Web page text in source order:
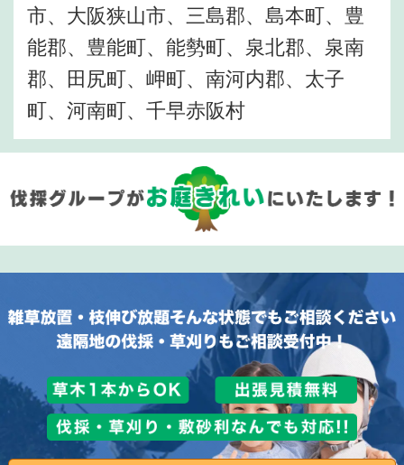
市、大阪狭山市、三島郡、島本町、豊
能郡、豊能町、能勢町、泉北郡、泉南
郡、田尻町、岬町、南河内郡、太子
町、河南町、千早赤阪村